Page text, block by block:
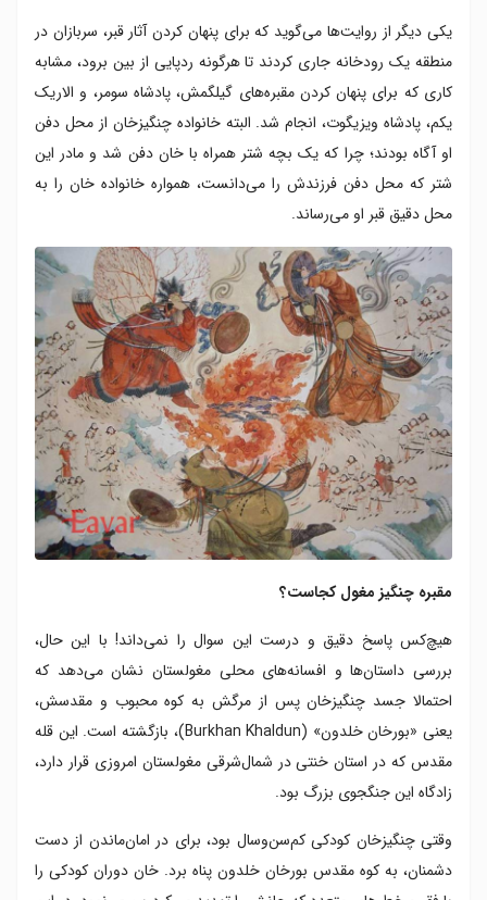
یکی دیگر از روایت‌ها می‌گوید که برای پنهان کردن آثار قبر، سربازان در
منطقه یک رودخانه جاری کردند تا هرگونه ردپایی از بین برود، مشابه
کاری که برای پنهان کردن مقبره‌های گیلگمش، پادشاه سومر، و الاریک
یکم، پادشاه ویزیگوت، انجام شد. البته خانواده چنگیزخان از محل دفن
او آگاه بودند؛ چرا که یک بچه شتر همراه با خان دفن شد و مادر این
شتر که محل دفن فرزندش را می‌دانست، همواره خانواده خان را به
محل دقیق قبر او می‌رساند.
مقبره چنگیز مغول کجاست؟
هیچ‌کس پاسخ دقیق و درست این سوال را نمی‌داند! با این حال،
بررسی داستان‌ها و افسانه‌های محلی مغولستان نشان می‌دهد که
احتمالا جسد چنگیزخان پس از مرگش به کوه محبوب و مقدسش،
یعنی «بورخان خلدون» (Burkhan Khaldun)، بازگشته است. این قله
مقدس که در استان خنتی در شمال‌شرقی مغولستان امروزی قرار دارد،
زادگاه این جنگجوی بزرگ بود.
وقتی چنگیزخان کودکی کم‌سن‌وسال بود، برای در امان‌ماندن از دست
دشمنان، به کوه مقدس بورخان خلدون پناه برد. خان دوران کودکی را